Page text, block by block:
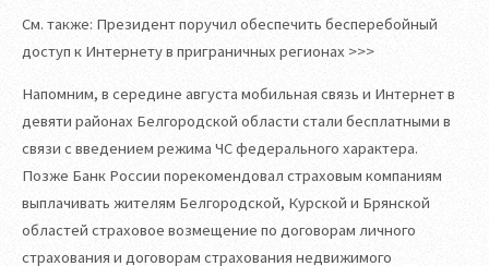
См. также: Президент поручил обеспечить бесперебойный
доступ к Интернету в приграничных регионах >>>
Напомним, в середине августа мобильная связь и Интернет в
девяти районах Белгородской области стали бесплатными в
связи с введением режима ЧС федерального характера.
Позже Банк России порекомендовал страховым компаниям
выплачивать жителям Белгородской, Курской и Брянской
областей страховое возмещение по договорам личного
страхования и договорам страхования недвижимого